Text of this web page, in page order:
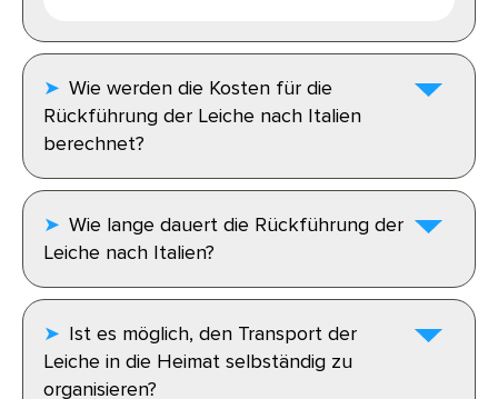
Wie werden die Kosten für die
Rückführung der Leiche nach Italien
berechnet?
Wie lange dauert die Rückführung der
Leiche nach Italien?
Ist es möglich, den Transport der
Leiche in die Heimat selbständig zu
organisieren?